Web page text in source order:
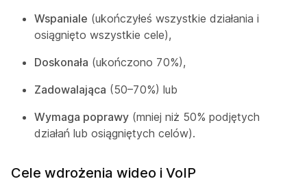
Wspaniale (ukończyłeś wszystkie działania i
osiągnięto wszystkie cele),
Doskonała (ukończono 70%),
Zadowalająca (50–70%) lub
Wymaga poprawy (mniej niż 50% podjętych
działań lub osiągniętych celów).
Cele wdrożenia wideo i VoIP